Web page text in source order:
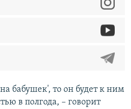
бабушек', то он будет к ним
в полгода, – говорит